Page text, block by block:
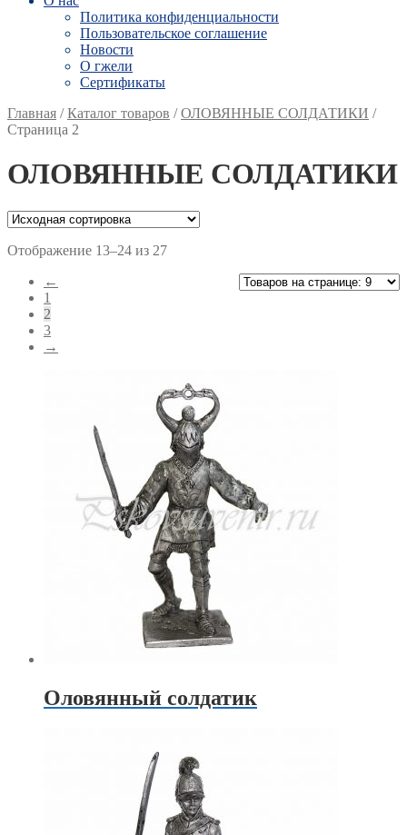
Политика конфиденциальности
Пользовательское соглашение
Новости
О гжели
Сертификаты
Главная /Каталог товаров /ОЛОВЯННЫЕ СОЛДАТИКИ /
Страница 2
ОЛОВЯННЫЕ СОЛДАТИКИ
Отображение 13–24 из 27
←
1
2
3
→
Оловянный солдатик